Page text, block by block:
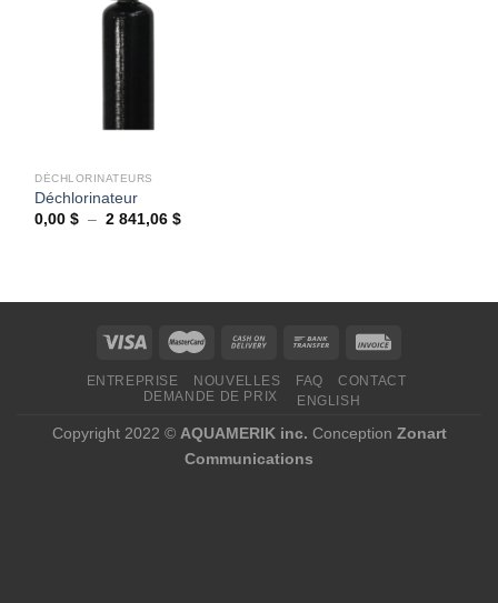
DÉCHLORINATEURS
Déchlorinateur
0,00$ – 2 841,06$Plage
841,06 $
ENTREPRISE NOUVELLES FAQ
CONTACT
DEMANDE DE PRIX
ENGLISH
Copyright 2022 © AQUAMERIK inc. Conception Zonart
Communications